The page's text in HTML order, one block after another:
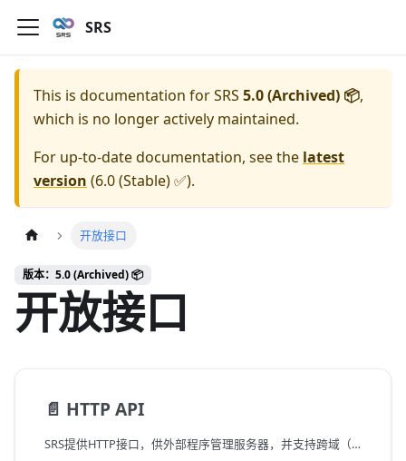
SRS
This is documentation forSRS 5.0 (Archived) 📦,
which is no longer actively maintained.
For up-to-date documentation, see the latest
version (6.0 (Stable) ✅).
开放接口
版本：5.0 (Archived) 📦
开放接口
📄️ HTTP API
SRS提供HTTP接口，供外部程序管理服务器，并支持跨域（js可以直接控制和获取服务器的各种信息）。